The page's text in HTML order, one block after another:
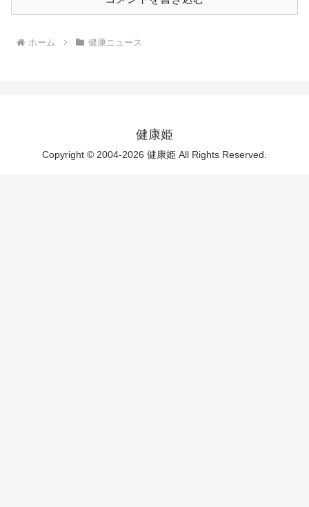
ホーム 健康ニュース
健康姫
Copyright © 2004-2026 健康姫 All Rights Reserved.